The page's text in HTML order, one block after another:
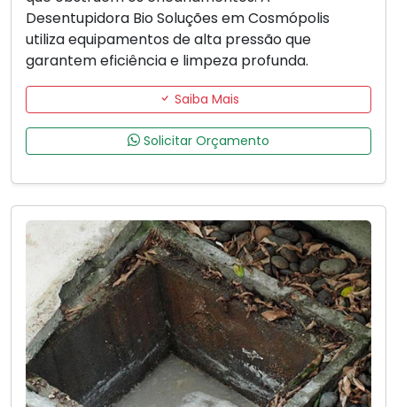
Desentupidora Bio Soluções em Cosmópolis
utiliza equipamentos de alta pressão que
garantem eficiência e limpeza profunda.
Saiba Mais
Solicitar Orçamento